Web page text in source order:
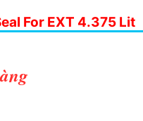
For EXT 4.375 Lit